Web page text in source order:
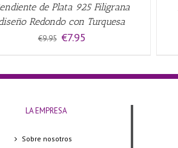
de Plata 925 Filigrana
Redondo con Turquesa
€9.95 El
€9.95.
€7.95
€7.95.
LA EMPRESA
Sobre nosotros